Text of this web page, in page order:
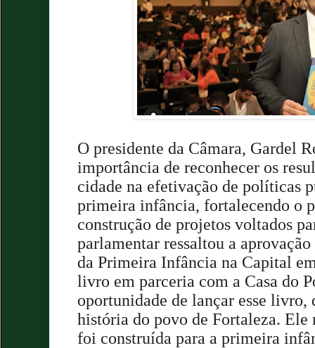
O presidente da Câmara, Gardel
importância de reconhecer os
cidade na efetivação de políticas
primeira infância, fortalecendo o
construção de projetos voltados
parlamentar ressaltou a
da Primeira Infância na Capital
livro em parceria com a Casa do
oportunidade de lançar esse livro,
história do povo de Fortaleza. Ele
foi construída para a primeira